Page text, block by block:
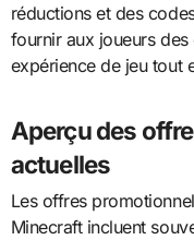
réductions et des
fournir aux joueurs
expérience de jeu tout
Aperçu des
actuelles
Les offres
Minecraft incluent